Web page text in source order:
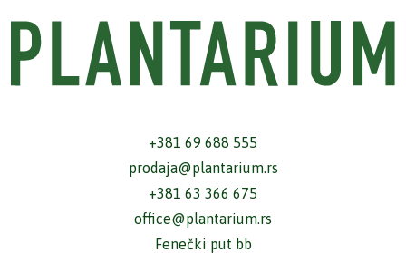
+381 69 688 555
prodaja@plantarium.rs
+381 63 366 675
office@plantarium.rs
Fenečki put bb